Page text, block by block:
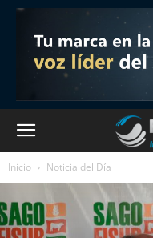
Inicio Noticia del Día